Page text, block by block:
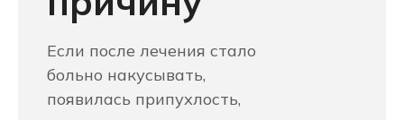
Если после лечения стало
больно накусывать,
появилась припухлость,